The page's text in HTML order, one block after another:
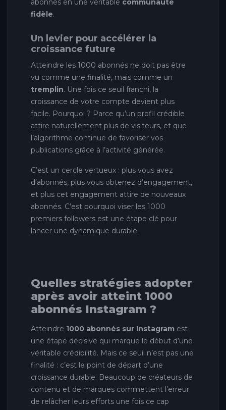
abonnés en une véritable communauté
fidèle.
Un levier pour accélérer la
croissance future
Atteindre les 1000 abonnés ne doit pas être
vu comme une finalité, mais comme un
tremplin. Une fois ce seuil franchi, la
croissance de votre compte devient plus
facile. Pourquoi ? Parce qu’un profil crédible
attire naturellement plus de visiteurs, et que
l’algorithme continue de favoriser vos
publications grâce à l’activité générée.
C’est un cercle vertueux : plus vous avez
d’abonnés, plus vous obtenez d’engagement,
et plus cet engagement attire de nouveaux
abonnés. C’est pourquoi viser les 1000
premiers followers est une étape clé pour
lancer une dynamique durable.
Quelles stratégies adopter
après avoir atteint 1000
abonnés Instagram ?
Atteindre 1000 abonnés sur Instagram est
une étape décisive qui marque le début d’une
véritable crédibilité. Mais ce seuil n’est pas une
finalité : c’est le point de départ d’une
croissance durable. Beaucoup de créateurs de
contenu et de marques commettent l’erreur
de relâcher leurs efforts une fois ce cap